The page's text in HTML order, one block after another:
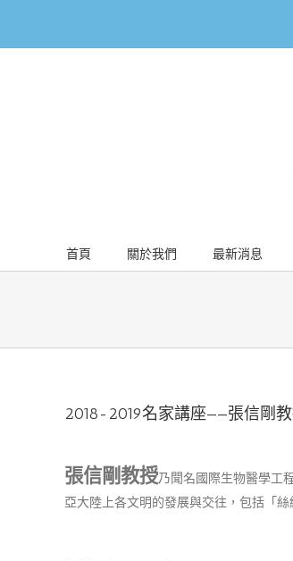
content
首頁 關於我們 最新消息
2018-2019名家講座——張信剛
張信剛教授乃聞名國際生物醫學工
亞大陸上各文明的發展與交往，包括「